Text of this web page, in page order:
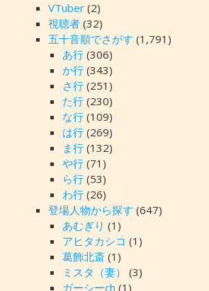
VTuber (2)
視聴者 (32)
五十音順でさがす (1,791)
あ行 (306)
か行 (343)
さ行 (251)
た行 (230)
な行 (109)
は行 (269)
ま行 (132)
や行 (71)
ら行 (53)
わ行 (26)
登場人物から探す (647)
あむぎり (1)
アヒタカシコ (1)
葛飾北斎 (1)
ミスタ（妻）
(3)
ガーシーch (1)